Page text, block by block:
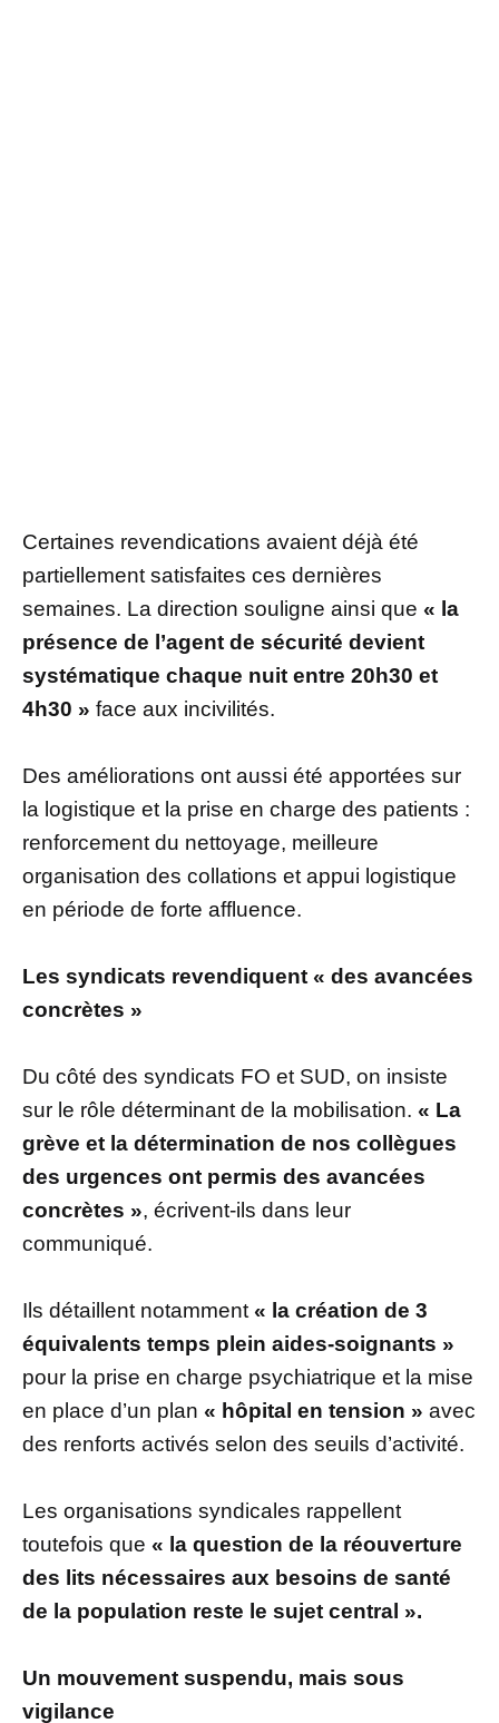
Certaines revendications avaient déjà été
partiellement satisfaites ces dernières
semaines. La direction souligne ainsi que « la
présence de l’agent de sécurité devient
systématique chaque nuit entre 20h30 et
4h30 » face aux incivilités.
Des améliorations ont aussi été apportées sur
la logistique et la prise en charge des patients :
renforcement du nettoyage, meilleure
organisation des collations et appui logistique
en période de forte affluence.
Les syndicats revendiquent « des avancées
concrètes »
Du côté des syndicats FO et SUD, on insiste
sur le rôle déterminant de la mobilisation. « La
grève et la détermination de nos collègues
des urgences ont permis des avancées
concrètes », écrivent-ils dans leur
communiqué.
Ils détaillent notamment « la création de 3
équivalents temps plein aides-soignants »
pour la prise en charge psychiatrique et la mise
en place d’un plan « hôpital en tension » avec
des renforts activés selon des seuils d’activité.
Les organisations syndicales rappellent
toutefois que « la question de la réouverture
des lits nécessaires aux besoins de santé
de la population reste le sujet central ».
Un mouvement suspendu, mais sous
vigilance